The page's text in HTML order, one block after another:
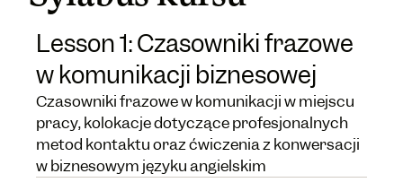
Lesson 1: Czasowniki frazowe
w komunikacji biznesowej
Czasowniki frazowe w komunikacji w miejscu
pracy, kolokacje dotyczące profesjonalnych
metod kontaktu oraz ćwiczenia z konwersacji
w biznesowym języku angielskim